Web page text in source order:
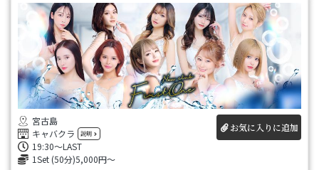
宮古島
キャバクラ
説明
19:30〜LAST
1Set (50分)5,000円～
お気に入りに追加